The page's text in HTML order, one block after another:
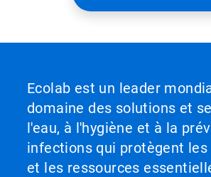
Ecolab est un leader
domaine des solutions et
l'eau, à l'hygiène et à la
infections qui protègent les
et les ressources